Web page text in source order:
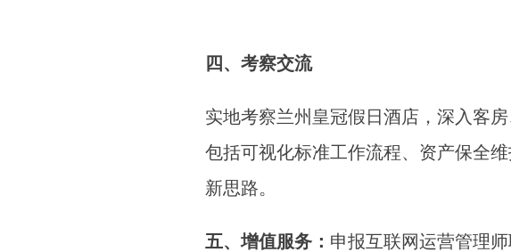
四、考察交流
实地考察兰州皇冠假日酒店，深入客
包括可视化标准工作流程、资产保全
新思路。
五、增值服务： 申报互联网运营管理